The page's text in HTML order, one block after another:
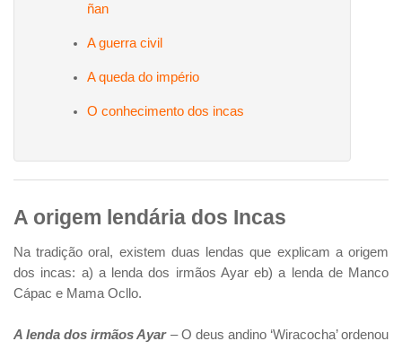
ñan
A guerra civil
A queda do império
O conhecimento dos incas
A origem lendária dos Incas
Na tradição oral, existem duas lendas que explicam a origem
dos incas: a) a lenda dos irmãos Ayar eb) a lenda de Manco
Cápac e Mama Ocllo.
A lenda dos irmãos Ayar– O deus andino ‘Wiracocha’ ordenou